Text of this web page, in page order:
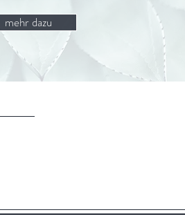
mehr dazu